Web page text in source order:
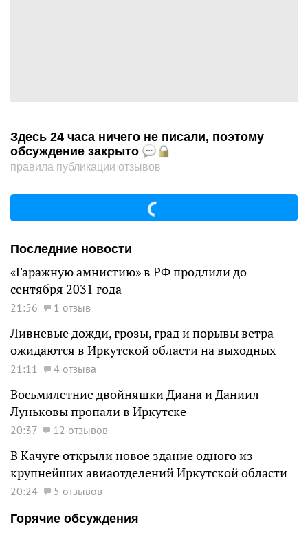
Здесь 24 часа ничего не писали, поэтому
обсуждение закрыто
правила публикации отзывов
Последние новости
«Гаражную амнистию» в РФ продлили до
сентября 2031 года
21:56 1 отзыв
Ливневые дожди, грозы, град и порывы ветра
ожидаются в Иркутской области на выходных
21:11 4 отзыва
Восьмилетние двойняшки Диана и Даниил
Луньковы пропали в Иркутске
20:37 12 отзывов
В Качуге открыли новое здание одного из
крупнейших авиаотделений Иркутской области
20:24
5 отзывов
Горячие обсуждения